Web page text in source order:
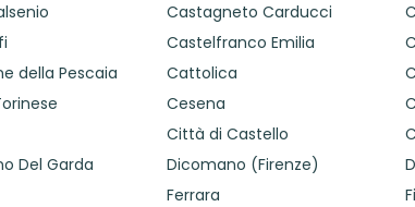
Castagneto Carducci
Castelfranco Emilia
della Pescaia Cattolica
Cesena
Città di Castello
Del Garda Dicomano (Firenze)
Ferrara